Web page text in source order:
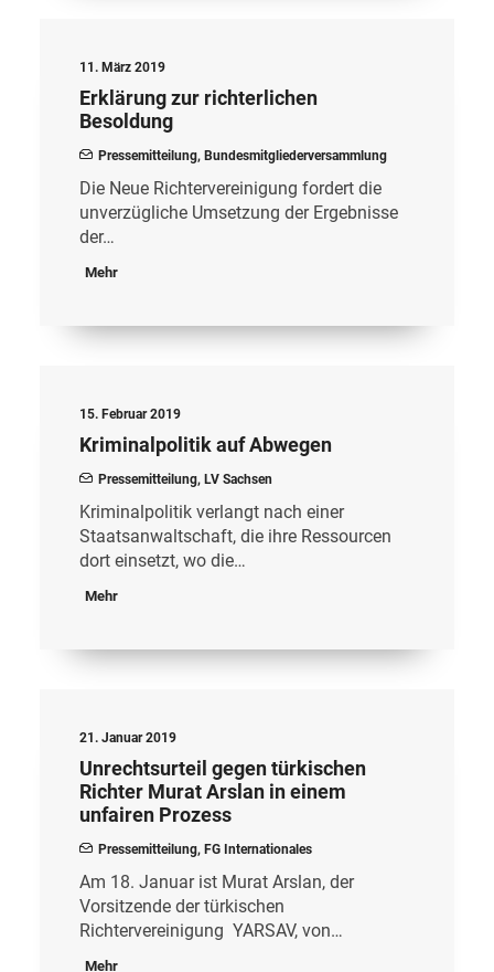
11. März 2019
Erklärung zur richterlichen
Besoldung
Pressemitteilung, Bundesmitgliederversammlung
Die Neue Richtervereinigung fordert die
unverzügliche Umsetzung der Ergebnisse
der…
Mehr
15. Februar 2019
Kriminalpolitik auf Abwegen
Pressemitteilung, LV Sachsen
Kriminalpolitik verlangt nach einer
Staatsanwaltschaft, die ihre Ressourcen
dort einsetzt, wo die…
Mehr
21. Januar 2019
Unrechtsurteil gegen türkischen
Richter Murat Arslan in einem
unfairen Prozess
Pressemitteilung, FG Internationales
Am 18. Januar ist Murat Arslan, der
Vorsitzende der türkischen
Richtervereinigung YARSAV, von…
Mehr